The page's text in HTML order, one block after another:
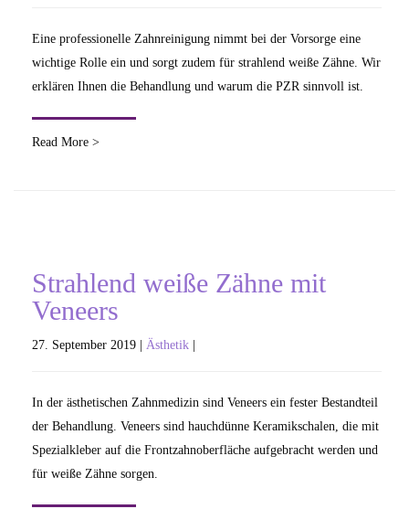
Eine professionelle Zahnreinigung nimmt bei der Vorsorge eine
wichtige Rolle ein und sorgt zudem für strahlend weiße Zähne. Wir
erklären Ihnen die Behandlung und warum die PZR sinnvoll ist.
Read More >
Strahlend weiße Zähne mit
Veneers
27. September 2019 | Ästhetik
In der ästhetischen Zahnmedizin sind Veneers ein fester Bestandteil
der Behandlung. Veneers sind hauchdünne Keramikschalen, die mit
Spezialkleber auf die Frontzahnoberfläche aufgebracht werden und
für weiße Zähne sorgen.